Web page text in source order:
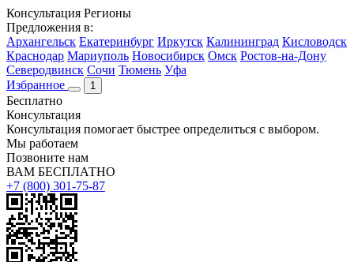
Консультация Регионы
Предложения в:
Архангельск Екатеринбург Иркутск Калининград Кисловодск
Краснодар Мариуполь Новосибирск Омск Ростов-на-Дону
Северодвинск Сочи Тюмень Уфа
Избранное
1
Бесплатно
Консультация
Консультация помогает быстрее определиться с выбором.
Мы работаем
Позвоните нам
ВАМ БЕСПЛАТНО
+7 (800) 301-75-87